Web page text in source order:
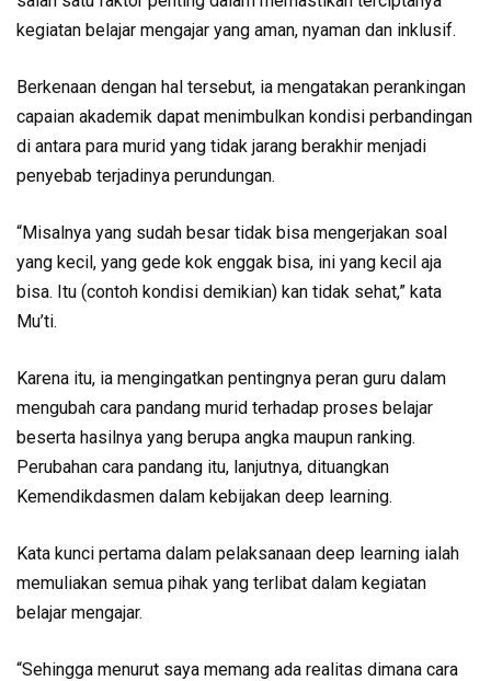
kegiatan belajar mengajar yang aman, nyaman dan inklusif.
Berkenaan dengan hal tersebut, ia mengatakan perankingan
capaian akademik dapat menimbulkan kondisi perbandingan
di antara para murid yang tidak jarang berakhir menjadi
penyebab terjadinya perundungan.
“Misalnya yang sudah besar tidak bisa mengerjakan soal
yang kecil, yang gede kok enggak bisa, ini yang kecil aja
bisa. Itu (contoh kondisi demikian) kan tidak sehat,” kata
Mu’ti.
Karena itu, ia mengingatkan pentingnya peran guru dalam
mengubah cara pandang murid terhadap proses belajar
beserta hasilnya yang berupa angka maupun ranking.
Perubahan cara pandang itu, lanjutnya, dituangkan
Kemendikdasmen dalam kebijakan deep learning.
Kata kunci pertama dalam pelaksanaan deep learning ialah
memuliakan semua pihak yang terlibat dalam kegiatan
belajar mengajar.
“Sehingga menurut saya memang ada realitas dimana cara